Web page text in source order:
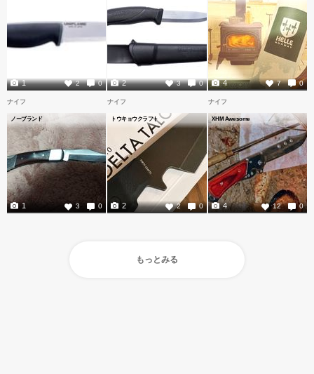
2 0
1 3 0
2 7 0
4
ナイフ
ノーブランド
3 0
1
ナイフ
トウキョウクラフト
2 0
2
ナイフ
XHM Awesome
12 0
4
もっとみる